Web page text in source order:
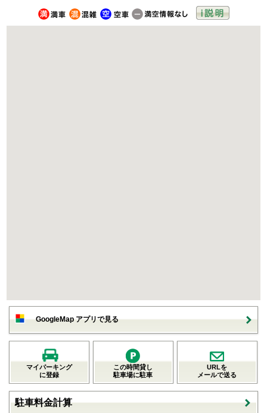
GoogleMap アプリで見る
マイパーキング
に登録
この時間貸し
駐車場に駐車
URLを
メールで送る
駐車料金計算